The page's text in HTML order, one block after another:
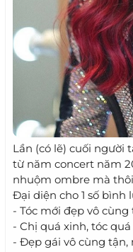
Lần (có lẽ) cuối người
từ năm concert năm
nhuộm ombre mà
Đại diện cho 1 số bình
- Tóc mới đẹp vô cùng
- Chị quá xinh, tóc quá
- Đẹp gái vô cùng tận,